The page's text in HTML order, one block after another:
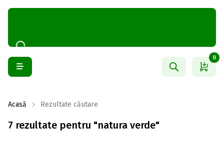
0
Acasă Rezultate căutare
7 rezultate pentru "natura verde"